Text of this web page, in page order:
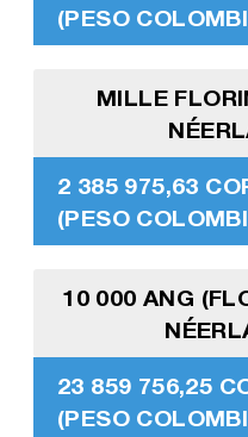
(PESO
MILLE
2 385 975,63
(PESO
10 000 ANG
23 859 756,25
(PESO